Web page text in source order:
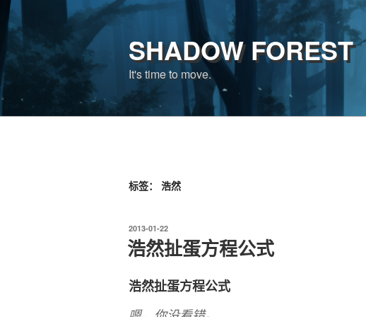
跳
至
容
SHADOW FOREST
It's time to move.
标签：浩然
发
布
于
2013-01-22
浩然扯蛋方程公式
浩然扯蛋方程公式